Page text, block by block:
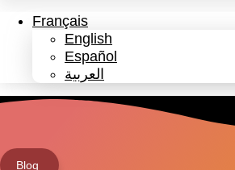
Français
English
Español
العربية
Blog